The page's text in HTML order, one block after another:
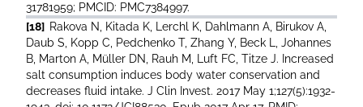
31781959; PMCID: PMC7384997.
[18] Rakova N, Kitada K, Lerchl K, Dahlmann A, Birukov A,
Daub S, Kopp C, Pedchenko T, Zhang Y, Beck L, Johannes
B, Marton A, Müller DN, Rauh M, Luft FC, Titze J. Increased
salt consumption induces body water conservation and
decreases fluid intake. J Clin Invest. 2017 May 1;127(5):1932-